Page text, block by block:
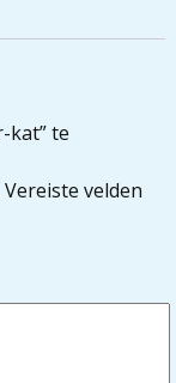
kat” te
Vereiste velden